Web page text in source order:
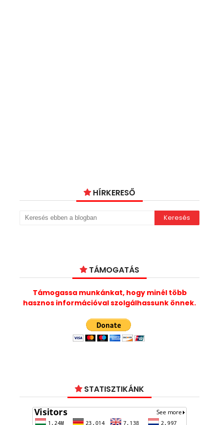
HÍRKERESŐ
TÁMOGATÁS
Támogassa munkánkat, hogy minél több
hasznos információval szolgálhassunk önnek.
STATISZTIKÁNK